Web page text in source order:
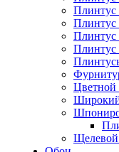
Плинтус
Плинтус
Плинтус
Плинтус
Цветной
Щелевой